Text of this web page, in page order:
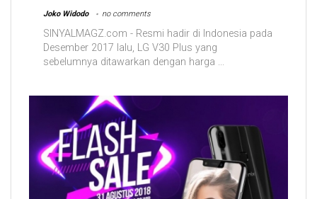
Joko Widodo no comments
SINYALMAGZ.com - Resmi hadir di Indonesia pada
Desember 2017 lalu, LG V30 Plus yang
sebelumnya ditawarkan dengan harga ...